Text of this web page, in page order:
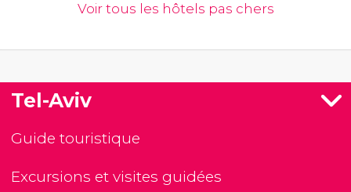
Voir tous les hôtels pas chers
Tel-Aviv
Guide touristique
Excursions et visites guidées